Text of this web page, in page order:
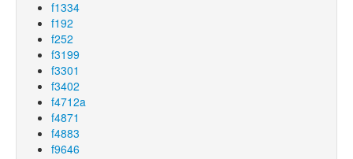
f1334
f192
f252
f3199
f3301
f3402
f4712a
f4871
f4883
f9646